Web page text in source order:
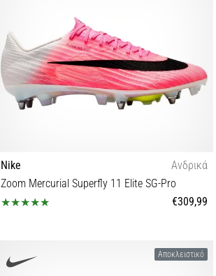
Nike
Ανδρικά
Zoom Mercurial Superfly 11 Elite SG-Pro
€309,99
Αποκλειστικό